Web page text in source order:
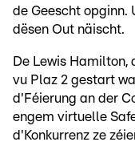
de Geescht opginn.
dësen Out näischt.
De Lewis Hamilton,
vu Plaz 2 gestart
d'Féierung an der
engem virtuelle
d'Konkurrenz ze